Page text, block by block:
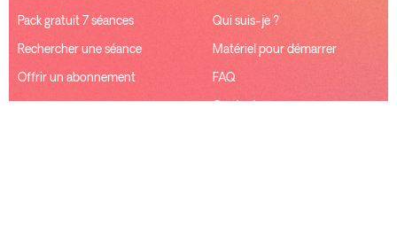
Pack gratuit 7 séances
Rechercher une séance
Offrir un abonnement
Qui suis-je ?
Matériel pour démarrer
FAQ